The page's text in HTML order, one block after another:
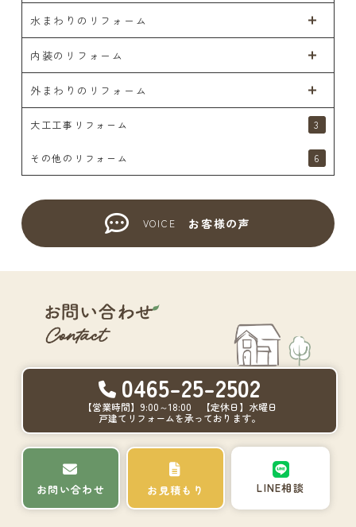
水まわりのリフォーム
内装のリフォーム
外まわりのリフォーム
大工工事リフォーム 3
その他のリフォーム 6
VOICE お客様の声
0465-25-2502
【営業時間】9:00～18:00 【定休日】水曜日
戸建てリフォームを承っております。
お問い合わせ お見積もり LINE相談